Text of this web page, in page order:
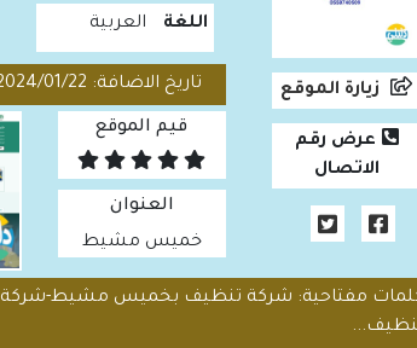
زيارة الموقع
عرض رقم
الاتصال
اللغة العربية
تاريخ الاضافة: 2024/01/22
قيم الموقع
العنوان
خميس مشيط
مفتاحية: شركة تنظيف بخميس مشيط-شركة